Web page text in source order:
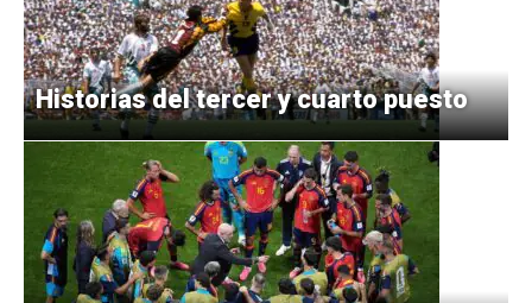
Historias del tercer y cuarto puesto